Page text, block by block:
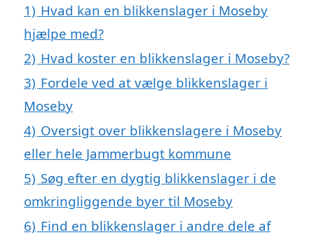
1) Hvad kan en blikkenslager i Moseby
hjælpe med?
2) Hvad koster en blikkenslager i Moseby?
3) Fordele ved at vælge blikkenslager i
Moseby
4) Oversigt over blikkenslagere i Moseby
eller hele Jammerbugt kommune
5) Søg efter en dygtig blikkenslager i de
omkringliggende byer til Moseby
6) Find en blikkenslager i andre dele af